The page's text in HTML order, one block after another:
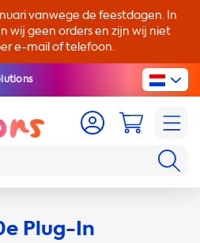
vanwege de feestdagen. In
wij geen orders en zijn wij niet
e-mail of telefoon.
Plug-In